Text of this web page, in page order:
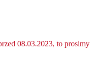
08.03.2023, to prosimy